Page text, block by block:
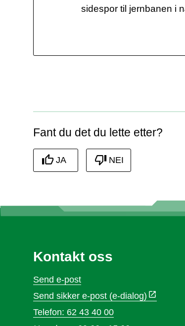
sidespor til jernbanen i
Fant du det du lette etter?
JA NEI
Kontakt oss
Send e-post
Send sikker e-post (e-dialog)
Telefon: 62 43 40 00